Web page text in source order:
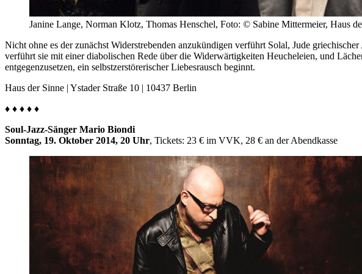
Janine Lange, Norman Klotz, Thomas Henschel, Foto: © Sabine Mittermeier, Haus
Nicht ohne es der zunächst Widerstrebenden anzukündigen verführt Solal, Jude
verführt sie mit einer diabolischen Rede über die Widerwärtigkeiten Heucheleien, und
entgegenzusetzen, ein selbstzerstörerischer Liebesrausch beginnt.
Haus der Sinne | Ystader Straße 10 | 10437 Berlin
♦ ♦ ♦ ♦ ♦
Soul-Jazz-Sänger Mario Biondi
Sonntag, 19. Oktober 2014, 20 Uhr, Tickets: 23 € im VVK, 28 € an der Abendkasse